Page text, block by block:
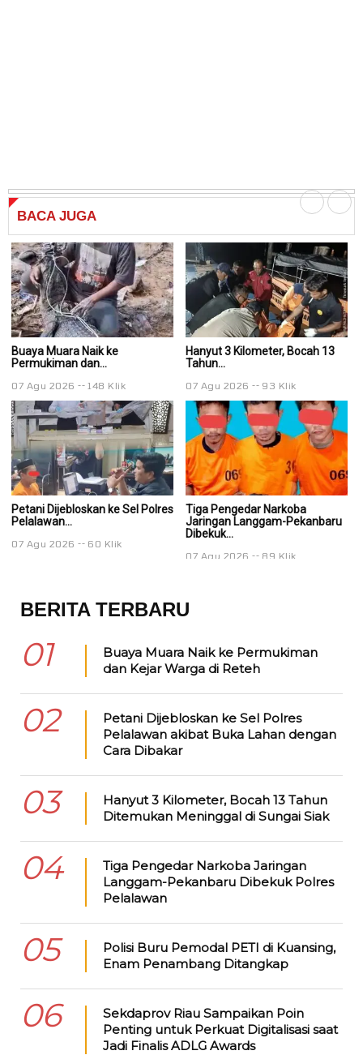
BACA JUGA
Buaya Muara Naik ke
Permukiman dan...
07 Agu 2026 148 Klik
Hanyut 3 Kilometer, Bocah 13
Tahun...
07 Agu 2026 93 Klik
Petani Dijebloskan ke Sel Polres
Pelalawan...
07 Agu 2026 60 Klik
Tiga Pengedar Narkoba
Jaringan Langgam-Pekanbaru
Dibekuk...
07 Agu 2026 89 Klik
BERITA TERBARU
01
Buaya Muara Naik ke Permukiman
dan Kejar Warga di Reteh
02
Petani Dijebloskan ke Sel Polres
Pelalawan akibat Buka Lahan dengan
Cara Dibakar
03
Hanyut 3 Kilometer, Bocah 13 Tahun
Ditemukan Meninggal di Sungai Siak
04
Tiga Pengedar Narkoba Jaringan
Langgam-Pekanbaru Dibekuk Polres
Pelalawan
05
Polisi Buru Pemodal PETI di Kuansing,
Enam Penambang Ditangkap
06
Sekdaprov Riau Sampaikan Poin
Penting untuk Perkuat Digitalisasi saat
Jadi Finalis ADLG Awards